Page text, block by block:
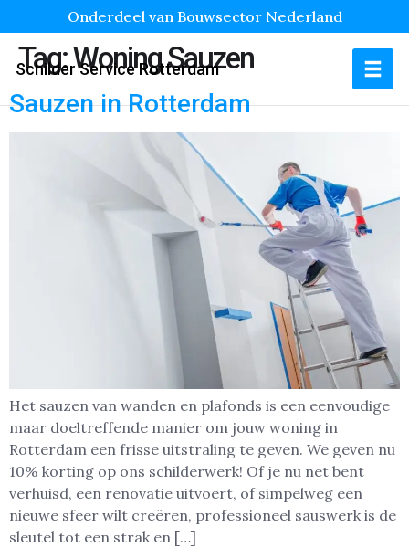
Onderdeel van Bouwsector Nederland
Schilder Service Rotterdam
Tag:Woning Sauzen
Sauzen in Rotterdam
Het sauzen van wanden en plafonds is een eenvoudige
maar doeltreffende manier om jouw woning in
Rotterdam een frisse uitstraling te geven. We geven nu
10% korting op ons schilderwerk! Of je nu net bent
verhuisd, een renovatie uitvoert, of simpelweg een
nieuwe sfeer wilt creëren, professioneel sauswerk is de
sleutel tot een strak en […]